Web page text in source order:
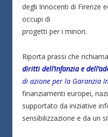
degli Innocenti di Firenze
occupi di
progetti per i minori.
Riporta prassi che
diritti dell’infanzia e
di azione per la Garanzia
finanziamenti europei,
supportato da iniziative
sensibilizzazione e da un